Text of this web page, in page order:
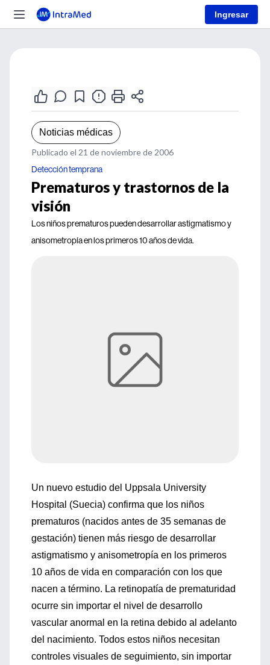
Ingresar
Noticias médicas
Publicado el 21 de noviembre de 2006
Detección temprana
Prematuros y trastornos de la
visión
Los niños prematuros pueden desarrollar astigmatismo y
anisometropía en los primeros 10 años de vida.
Un nuevo estudio del Uppsala University
Hospital (Suecia) confirma que los niños
prematuros (nacidos antes de 35 semanas de
gestación) tienen más riesgo de desarrollar
astigmatismo y anisometropía en los primeros
10 años de vida en comparación con los que
nacen a término. La retinopatía de prematuridad
ocurre sin importar el nivel de desarrollo
vascular anormal en la retina debido al adelanto
del nacimiento. Todos estos niños necesitan
controles visuales de seguimiento, sin importar